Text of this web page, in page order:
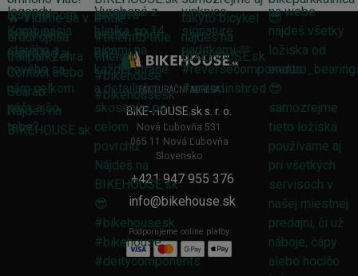
FAKTURAČNÍ ADRESA
BIKE-HOUSE.sk s. r. o.
Nová Ľubovňa 531
065 11 Nová Ľubovňa
Slovensko
+421 947 955 376
info@bikehouse.sk
Podporujeme online platby